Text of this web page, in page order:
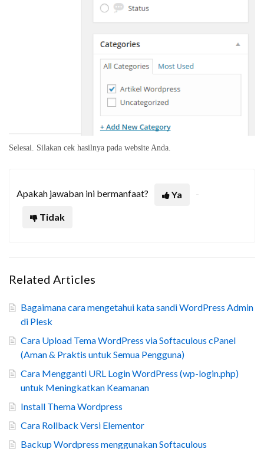
Selesai. Silakan cek hasilnya pada website Anda.
Apakah jawaban ini bermanfaat?
Ya
Tidak
Related Articles
Bagaimana cara mengetahui kata sandi WordPress Admin
di Plesk
Cara Upload Tema WordPress via Softaculous cPanel
(Aman & Praktis untuk Semua Pengguna)
Cara Mengganti URL Login WordPress (wp-login.php)
untuk Meningkatkan Keamanan
Install Thema Wordpress
Cara Rollback Versi Elementor
Backup Wordpress menggunakan Softaculous